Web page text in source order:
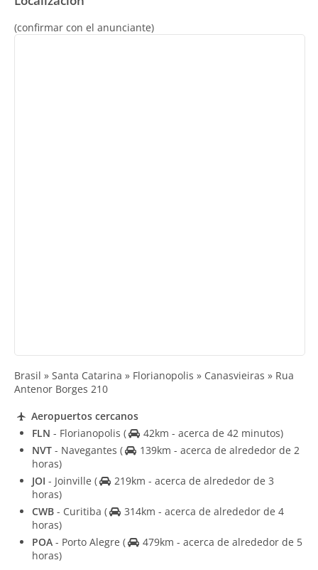
(confirmar con el anunciante)
Brasil » Santa Catarina » Florianopolis » Canasvieiras » Rua
Antenor Borges 210
Aeropuertos cercanos
FLN - Florianopolis (
42km - acerca de 42 minutos)
NVT - Navegantes (
139km - acerca de alrededor de 2
horas)
JOI - Joinville (
219km - acerca de alrededor de 3
horas)
CWB - Curitiba (
314km - acerca de alrededor de 4
horas)
POA - Porto Alegre (
479km - acerca de alrededor de 5
horas)